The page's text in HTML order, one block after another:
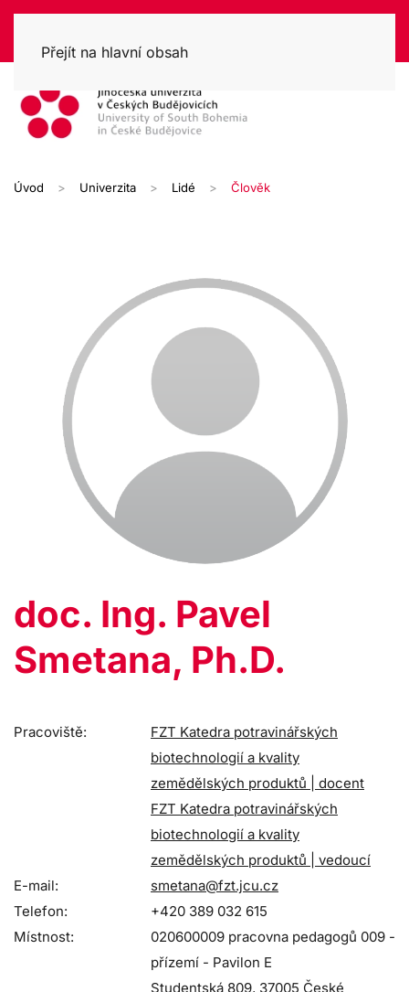
Přejít na hlavní obsah
Úvod Univerzita Lidé Člověk
doc. Ing. Pavel
Smetana, Ph.D.
Pracoviště:
FZT Katedra potravinářských
biotechnologií a kvality
zemědělských produktů | docent
FZT Katedra potravinářských
biotechnologií a kvality
zemědělských produktů | vedoucí
E-mail:
smetana@fzt.jcu.cz
Telefon:
+420 389 032 615
Místnost:
020600009 pracovna pedagogů 009 -
přízemí - Pavilon E
Studentská 809, 37005 České